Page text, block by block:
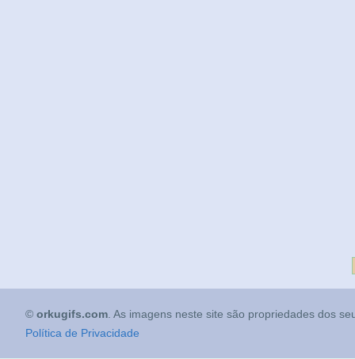
© orkugifs.com . As imagens neste site são propriedades dos
Política de Privacidade